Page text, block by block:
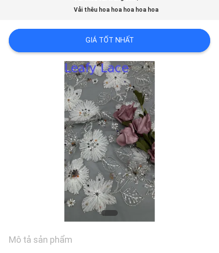
HỆ
GIÁ
Vải thêu hoa hoa hoa hoa hoa
GIÁ TỐT NHẤT
Mô tả sản phẩm